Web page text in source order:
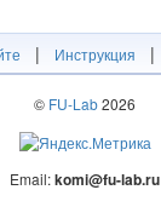
| Инструкция |
© FU-Lab2026
Email:komi@fu-lab.ru